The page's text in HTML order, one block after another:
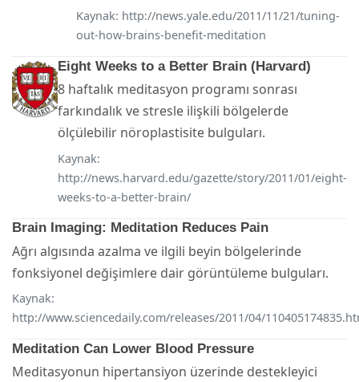
Kaynak: http://news.yale.edu/2011/11/21/tuning-
out-how-brains-benefit-meditation
Eight Weeks to a Better Brain (Harvard)
8 haftalık meditasyon programı sonrası
farkındalık ve stresle ilişkili bölgelerde
ölçülebilir nöroplastisite bulguları.
Kaynak:
http://news.harvard.edu/gazette/story/2011/01/eight-
weeks-to-a-better-brain/
Brain Imaging: Meditation Reduces Pain
Ağrı algısında azalma ve ilgili beyin bölgelerinde
fonksiyonel değişimlere dair görüntüleme bulguları.
Kaynak:
http://www.sciencedaily.com/releases/2011/04/
Meditation Can Lower Blood Pressure
Meditasyonun hipertansiyon üzerinde destekleyici